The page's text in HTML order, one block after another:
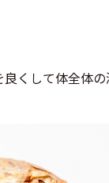
くして体全体